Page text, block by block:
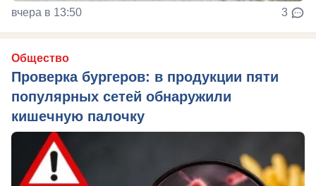
вчера в 13:50 3
Общество
Проверка бургеров: в продукции пяти
популярных сетей обнаружили
кишечную палочку